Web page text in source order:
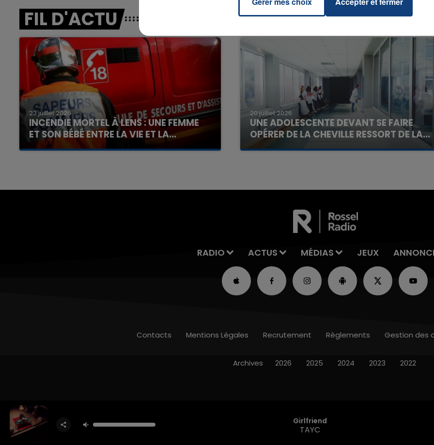
FIL D'ACTU
23 juillet 2026
INCENDIE MORTEL À LENS : UNE FEMME
ET SON BÉBÉ ENTRE LA VIE ET LA...
Un homme s'est immolé par le feu après avoir
20 juillet 2026
UNE ADOLESCENTE DEVANT SE FAIRE
OPÉRER DE LA CHEVILLE RESSORT DE LA...
La famille a porté plainte contre la clinique qui a
7h00 - 12h00
La Team du Week-end
16h00 - 20h00
La Team du Week-end
RADIO ACTUS MÉDIAS JEUX
Girlfriend
TAYC
Contacts Mentions Légales Recrutement Règlements Gestion des
Archives 2026 2025 2024 2023 2022